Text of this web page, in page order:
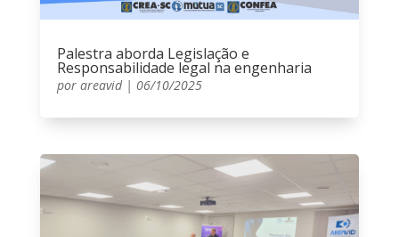
Palestra aborda Legislação e
Responsabilidade legal na engenharia
por areavid| 06/10/2025